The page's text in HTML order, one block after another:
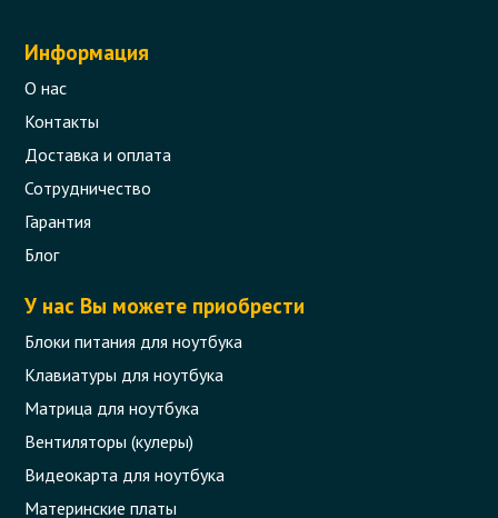
Информация
О нас
Контакты
Доставка и оплата
Сотрудничество
Гарантия
Блог
У нас Вы можете приобрести
Блоки питания для ноутбука
Клавиатуры для ноутбука
Матрица для ноутбука
Вентиляторы (кулеры)
Видеокарта для ноутбука
Материнские платы